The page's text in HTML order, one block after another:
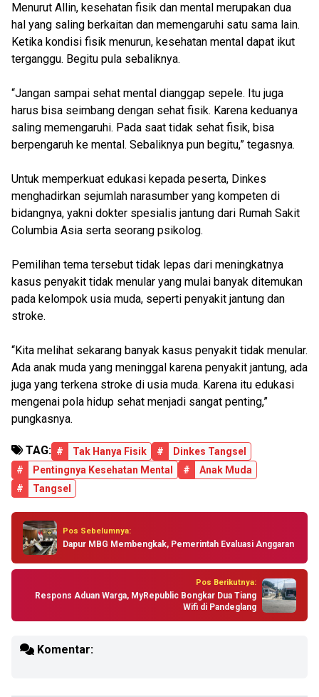
Menurut Allin, kesehatan fisik dan mental merupakan dua
hal yang saling berkaitan dan memengaruhi satu sama lain.
Ketika kondisi fisik menurun, kesehatan mental dapat ikut
terganggu. Begitu pula sebaliknya.
“Jangan sampai sehat mental dianggap sepele. Itu juga
harus bisa seimbang dengan sehat fisik. Karena keduanya
saling memengaruhi. Pada saat tidak sehat fisik, bisa
berpengaruh ke mental. Sebaliknya pun begitu,” tegasnya.
Untuk memperkuat edukasi kepada peserta, Dinkes
menghadirkan sejumlah narasumber yang kompeten di
bidangnya, yakni dokter spesialis jantung dari Rumah Sakit
Columbia Asia serta seorang psikolog.
Pemilihan tema tersebut tidak lepas dari meningkatnya
kasus penyakit tidak menular yang mulai banyak ditemukan
pada kelompok usia muda, seperti penyakit jantung dan
stroke.
“Kita melihat sekarang banyak kasus penyakit tidak menular.
Ada anak muda yang meninggal karena penyakit jantung, ada
juga yang terkena stroke di usia muda. Karena itu edukasi
mengenai pola hidup sehat menjadi sangat penting,”
pungkasnya.
TAG: # Tak Hanya Fisik #
Dinkes Tangsel
#
Pentingnya Kesehatan Mental #
Anak Muda
#
Tangsel
Pos Sebelumnya:
Dapur MBG Membengkak, Pemerintah Evaluasi Anggaran
Pos Berikutnya:
Respons Aduan Warga, MyRepublic Bongkar Dua Tiang
Wifi di Pandeglang
Komentar: